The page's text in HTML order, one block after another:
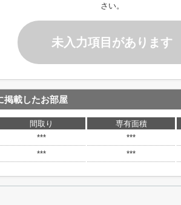
さい。
未入力項目があります
掲載したお部屋
間取り 専有面積
*** ***
*** ***